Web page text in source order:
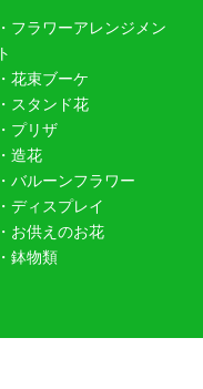
・フラワーアレンジメン
ト
・花束ブーケ
・スタンド花
・プリザ
・造花
・バルーンフラワー
・ディスプレイ
・お供えのお花
・鉢物類